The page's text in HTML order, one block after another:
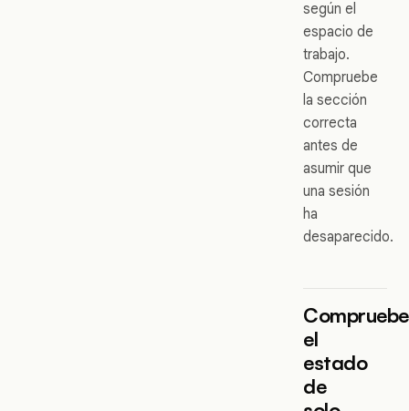
según el
espacio de
trabajo.
Compruebe
la sección
correcta
antes de
asumir que
una sesión
ha
desaparecido.
Compruebe
el
estado
de